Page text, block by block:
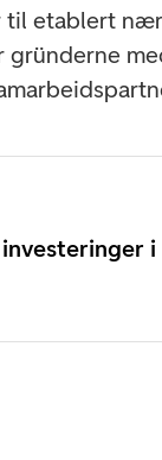
til etablert